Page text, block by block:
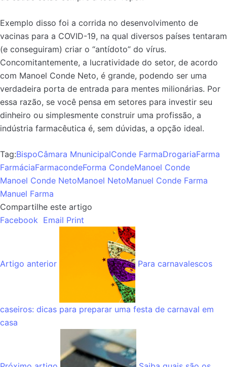
Exemplo disso foi a corrida no desenvolvimento de
vacinas para a COVID-19, na qual diversos países tentaram
(e conseguiram) criar o “antídoto” do vírus.
Concomitantemente, a lucratividade do setor, de acordo
com Manoel Conde Neto, é grande, podendo ser uma
verdadeira porta de entrada para mentes milionárias. Por
essa razão, se você pensa em setores para investir seu
dinheiro ou simplesmente construir uma profissão, a
indústria farmacêutica é, sem dúvidas, a opção ideal.
Tag:BispoCâmara MnunicipalConde FarmaDrogariaFarma
FarmáciaFarmacondeForma CondeManoel Conde
Manoel Conde NetoManoel NetoManuel Conde Farma
Manuel Farma
Compartilhe este artigo
Facebook Email Print
Artigo anterior Para carnavalescos
caseiros: dicas para preparar uma festa de carnaval em
casa